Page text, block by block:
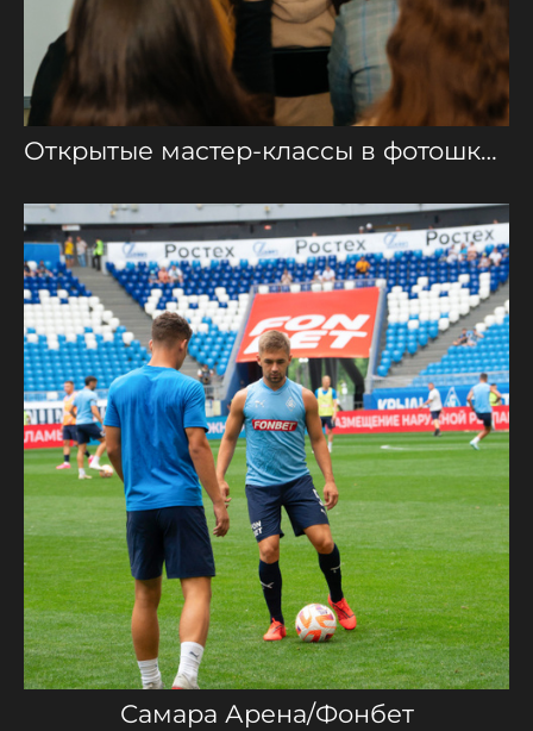
Открытые мастер-классы в фотошколе
Самара Арена/Фонбет